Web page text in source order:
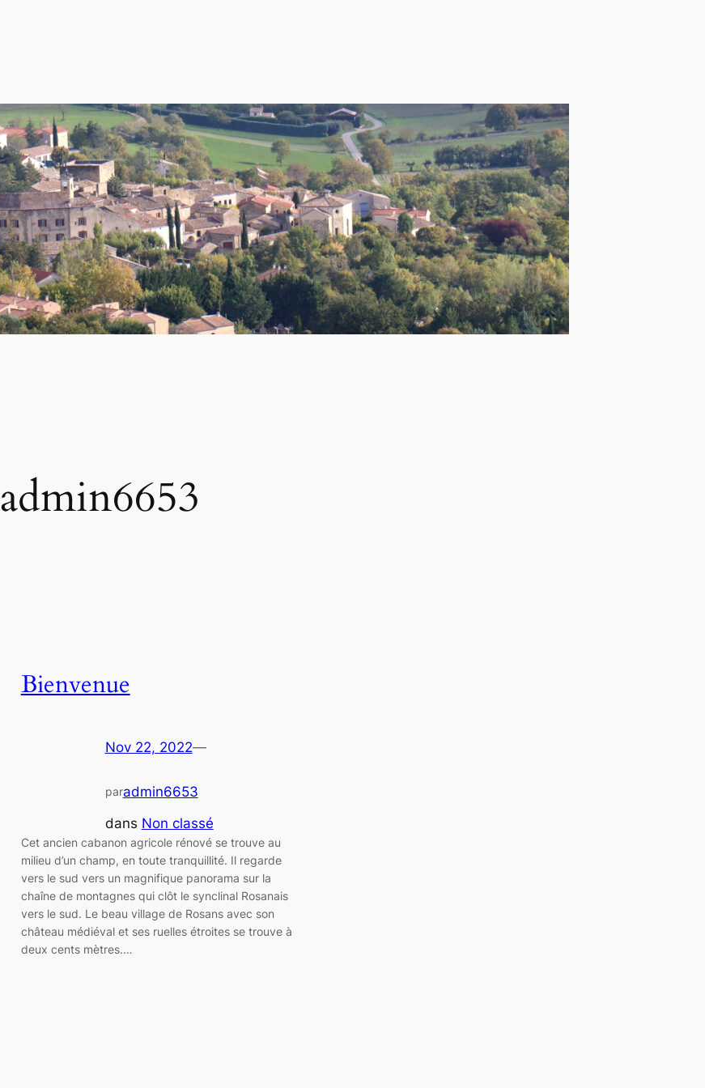
admin6653
Bienvenue
Nov 22, 2022—
paradmin6653
dans Non classé
Cet ancien cabanon agricole rénové se trouve au
milieu d’un champ, en toute tranquillité. Il regarde
vers le sud vers un magnifique panorama sur la
chaîne de montagnes qui clôt le synclinal Rosanais
vers le sud. Le beau village de Rosans avec son
château médiéval et ses ruelles étroites se trouve à
deux cents mètres.…